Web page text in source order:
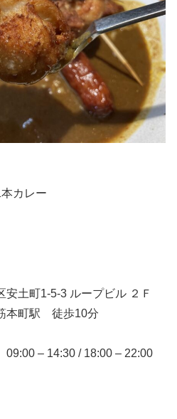
カレー
土町1-5-3 ループビル ２Ｆ
本町駅 徒歩10分
– 14:30 / 18:00 – 22:00